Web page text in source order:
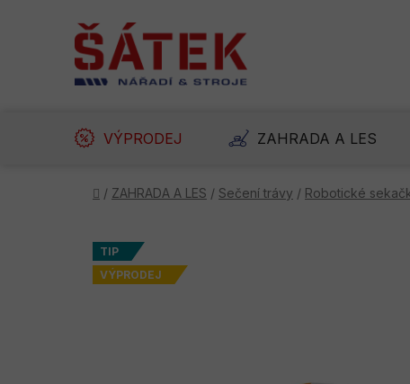
VÝPRODEJ ZAHRADA A LES
Domů
/ ZAHRADA A LES / Sečení trávy / Robotické
TIP
VÝPRODEJ